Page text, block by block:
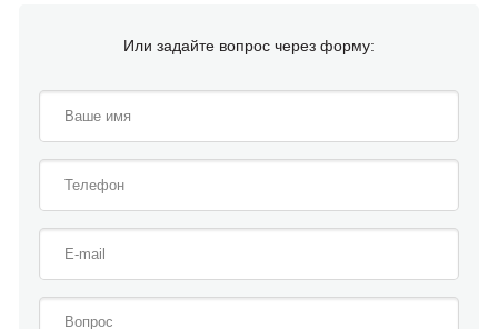
Или задайте вопрос через форму: